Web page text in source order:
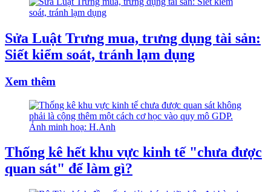
Sửa Luật Trưng mua, trưng dụng tài sản:
Siết kiểm soát, tránh lạm dụng
Xem thêm
Thống kê hết khu vực kinh tế "chưa được
quan sát" để làm gì?